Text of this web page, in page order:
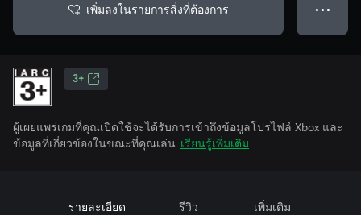
เพิ่มลงในรายการสิ่งที่ต้องการ ● ● ●
3+
ผู้เผยแพร่เกมที่คุณเปิดใช้จะได้รับการเข้าถึงข้อมูลโปรไฟล์ Xbox และ
ข้อมูลที่เกี่ยวข้องในขณะที่คุณเล่น เรียนรู้เพิ่มเติม
รายละเอียด รีวิว เพิ่มเติม